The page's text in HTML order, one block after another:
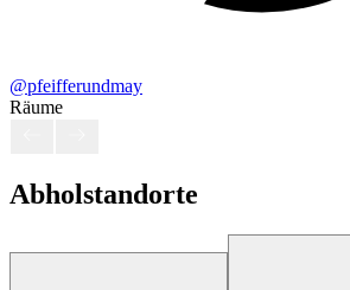
@pfeifferundmay
Räume
Abholstandorte